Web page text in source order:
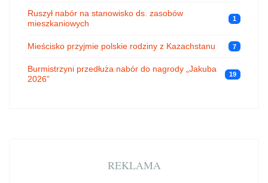
Ruszył nabór na stanowisko ds. zasobów
mieszkaniowych
1
Mieścisko przyjmie polskie rodziny z Kazachstanu 7
Burmistrzyni przedłuża nabór do nagrody „Jakuba
2026”
19
REKLAMA